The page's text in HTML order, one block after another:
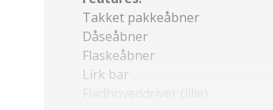
Takket pakkeåbner
Dåseåbner
Flaskeåbner
Lirk bar
Fladhoveddriver (lille)